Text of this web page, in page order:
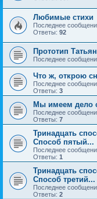
Любимые стихи
Последнее
Ответы: 92
Прототип
Последнее
Что ж, открою
Последнее
Ответы: 3
Мы имеем дело
Последнее
Ответы: 7
Тринадцать
Способ пятый...
Последнее
Ответы: 1
Тринадцать
Способ третий...
Последнее
Ответы: 2